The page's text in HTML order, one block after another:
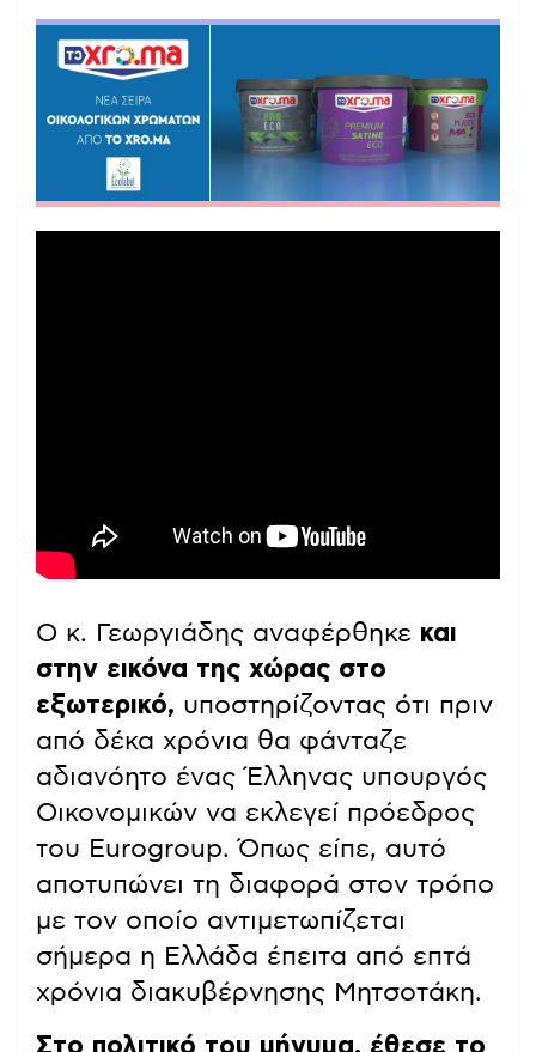
Ο κ. Γεωργιάδης αναφέρθηκε και
στην εικόνα της χώρας στο
εξωτερικό, υποστηρίζοντας ότι πριν
από δέκα χρόνια θα φάνταζε
αδιανόητο ένας Έλληνας υπουργός
Οικονομικών να εκλεγεί πρόεδρος
του Eurogroup. Όπως είπε, αυτό
αποτυπώνει τη διαφορά στον τρόπο
με τον οποίο αντιμετωπίζεται
σήμερα η Ελλάδα έπειτα από επτά
χρόνια διακυβέρνησης Μητσοτάκη.
Στο πολιτικό του μήνυμα, έθεσε το